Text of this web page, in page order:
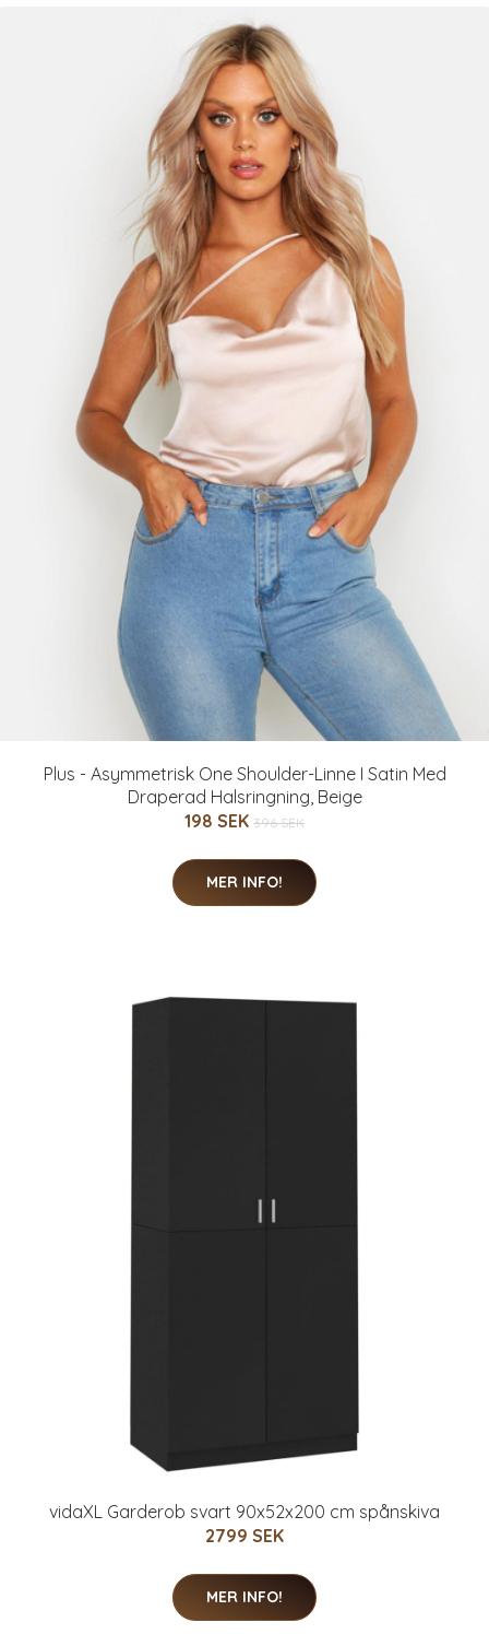
Plus - Asymmetrisk One Shoulder-Linne I Satin Med
Draperad Halsringning, Beige
198 SEK 396 SEK
MER INFO!
vidaXL Garderob svart 90x52x200 cm spånskiva
2799 SEK
MER INFO!